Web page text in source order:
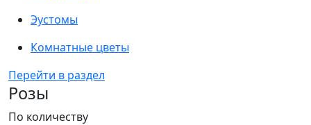
Эустомы
Комнатные цветы
Перейти в раздел
Розы
По количеству